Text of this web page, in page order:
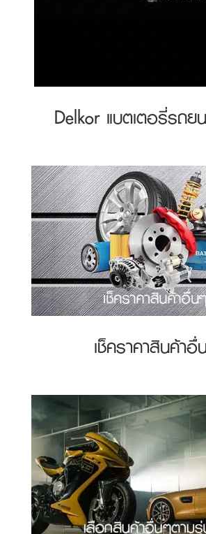
Delkor แบตเตอรี่รถย
เช็คราคาสินค้าอื่